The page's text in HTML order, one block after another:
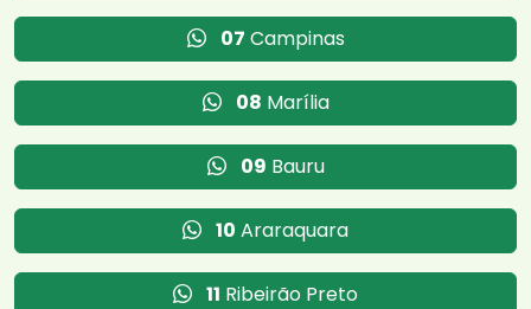
07 Campinas
08 Marília
09 Bauru
10 Araraquara
11 Ribeirão Preto